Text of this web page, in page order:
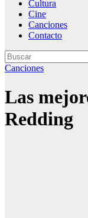
Cultura
Cine
Canciones
Contacto
Canciones
Las
Redding